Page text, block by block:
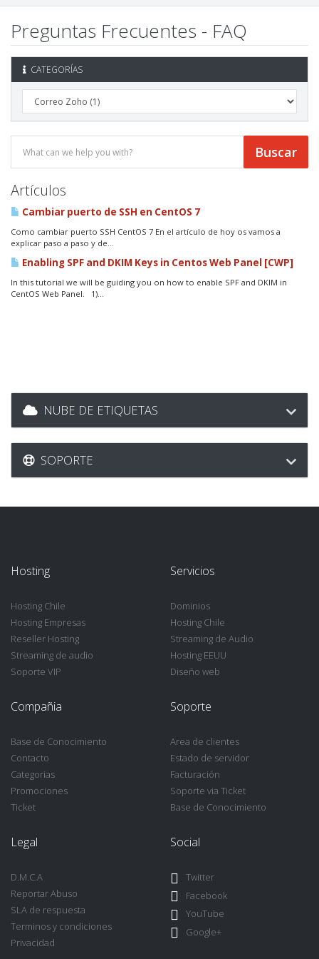
Preguntas Frecuentes - FAQ
CATEGORÍAS
Artículos
Cambiar puerto de SSH en CentOS 7
Como cambiar puerto SSH CentOS 7 En el artículo de hoy os vamos a
explicar paso a paso y de...
Enabling SPF and DKIM Keys in Centos Web Panel [CWP]
In this tutorial we will be guiding you on how to enable SPF and DKIM in
CentOS Web Panel. 1)...
NUBE DE ETIQUETAS
SOPORTE
Hosting
Hosting Chile
Hosting Empresas
Reseller Hosting
Streaming de audio
Soporte VIP
Servicios
Dominios
Hosting Chile
Streaming de Audio
Hosting EEUU
Diseño web
Compañia
Base de Conocimiento
Contacto
Categorias
Promociones
Ticket
Soporte
Area de clientes
Estado de servidor
Facturación
Soporte via Ticket
Base de Conocimiento
Legal
D.M.C.A
Reportar Abuso
SLA de respuesta
Terminos y condiciones
Privacidad
Social
Twitter
Facebook
YouTube
Google+